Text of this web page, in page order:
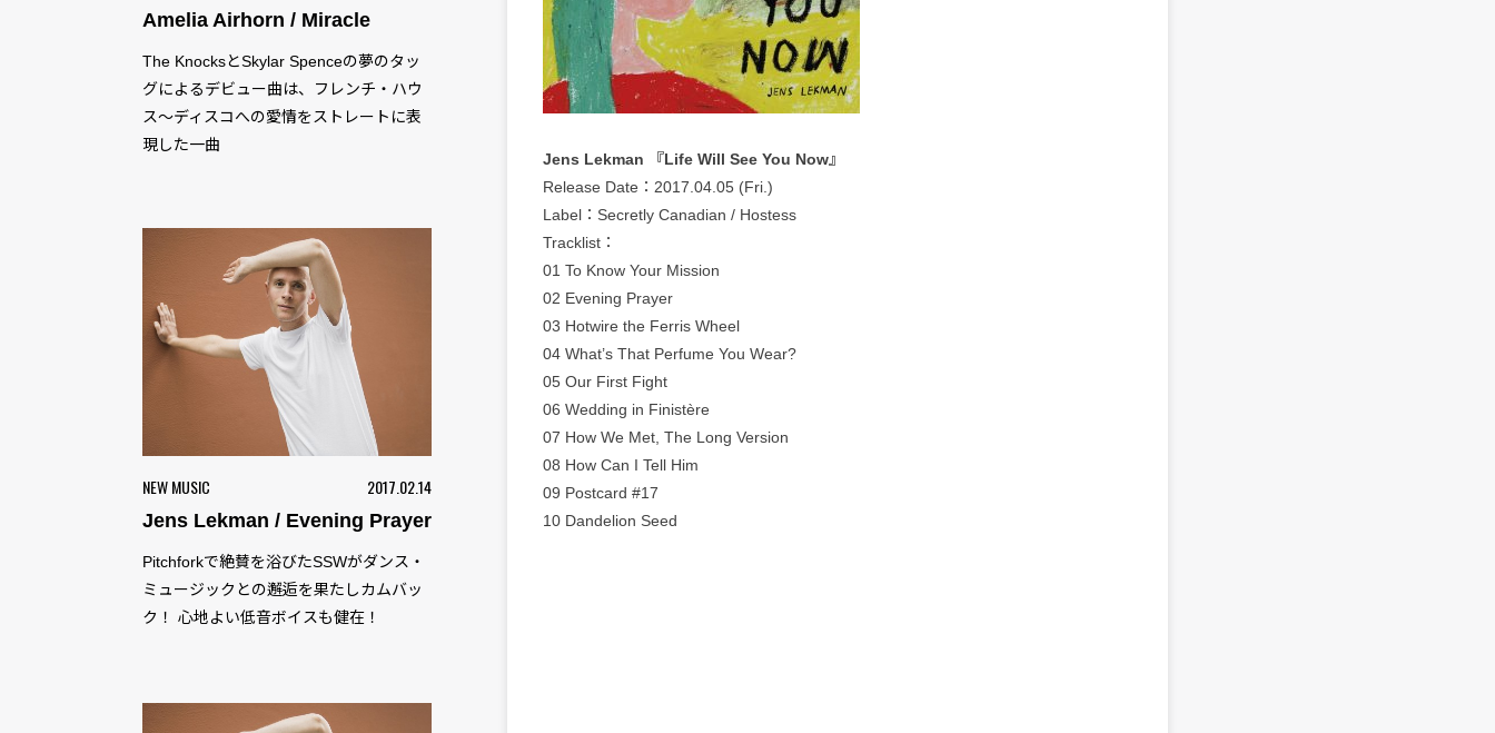
Amelia Airhorn / Miracle
The KnocksとSkylar Spenceの夢のタッ
グによるデビュー曲は、フレンチ・ハウ
ス〜ディスコへの愛情をストレートに表
現した一曲
NEW MUSIC 2017.02.14
Jens Lekman / Evening Prayer
Pitchforkで絶賛を浴びたSSWがダンス・
ミュージックとの邂逅を果たしカムバッ
ク！ 心地よい低音ボイスも健在！
Jens Lekman 『Life Will See You Now』
Release Date：2017.04.05 (Fri.)
Label：Secretly Canadian / Hostess
Tracklist：
01 To Know Your Mission
02 Evening Prayer
03 Hotwire the Ferris Wheel
04 What’s That Perfume You Wear?
05 Our First Fight
06 Wedding in Finistère
07 How We Met, The Long Version
08 How Can I Tell Him
09 Postcard #17
10 Dandelion Seed